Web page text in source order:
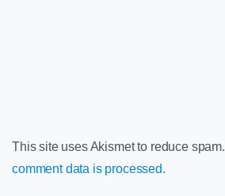
This site uses Akismet to reduce spam.
comment data is processed.